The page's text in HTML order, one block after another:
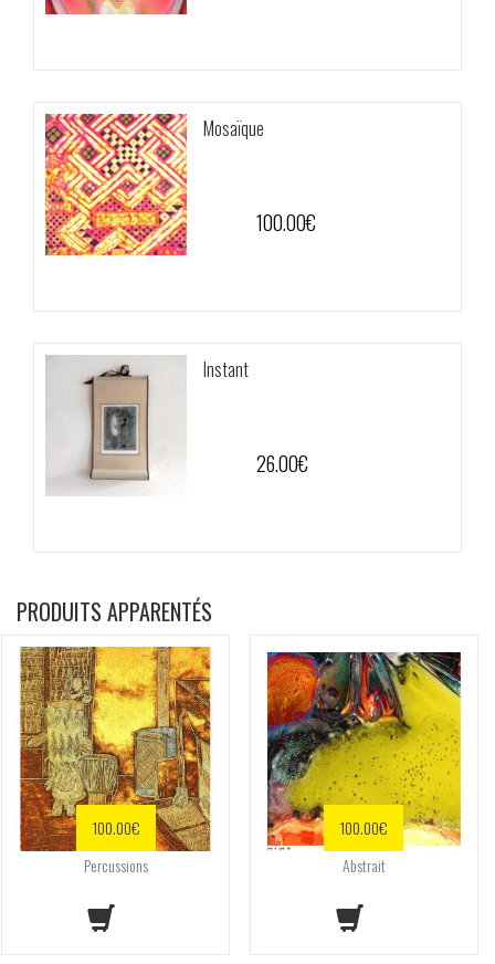
100.00€
Mosaïque
26.00€
Instant
PRODUITS APPARENTÉS
100.00€
Percussions
100.00€
Abstrait